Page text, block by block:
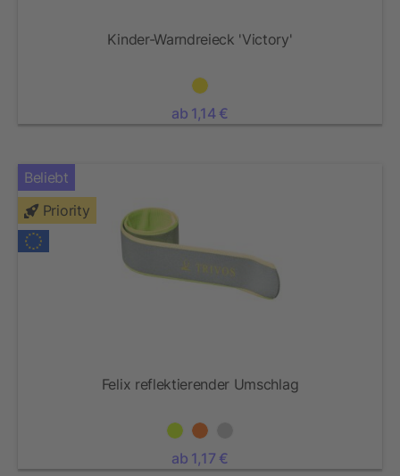
Kinder-Warndreieck 'Victory'
ab 1,14 €
Beliebt
Priority
Felix reflektierender Umschlag
ab 1,17 €